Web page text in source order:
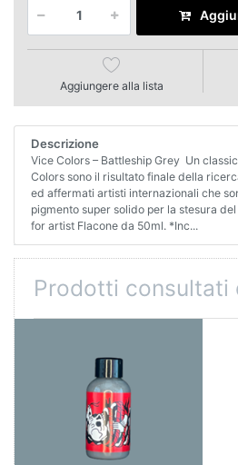
Aggiungere alla lista
Descrizione
Vice Colors – Battleship Grey Un
Colors sono il risultato finale della
ed affermati artisti internazionali che
pigmento super solido per la stesura
for artist Flacone da 50ml. *Inc...
Prodotti consultati